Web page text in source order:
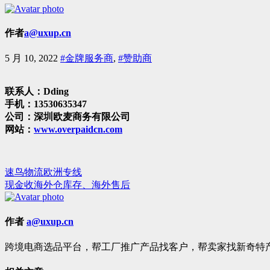
作者a@uxup.cn
5 月 10, 2022 #金牌服务商, #赞助商
联系人：Dding
手机：13530635347
公司：深圳欧麦商务有限公司
网站： www.overpaidcn.com
文
章
导
速鸟物流欧洲专线
现金收海外仓库存、海外售后
作者 a@uxup.cn
跨境电商选品平台，帮工厂推广产品找客户，帮卖家找新奇特